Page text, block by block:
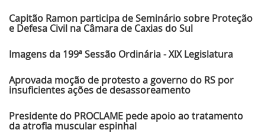
Capitão Ramon participa de Seminário sobre Proteção
e Defesa Civil na Câmara de Caxias do Sul
Imagens da 199ª Sessão Ordinária - XIX Legislatura
Aprovada moção de protesto a governo do RS por
insuficientes ações de desassoreamento
Presidente do PROCLAME pede apoio ao tratamento
da atrofia muscular espinhal